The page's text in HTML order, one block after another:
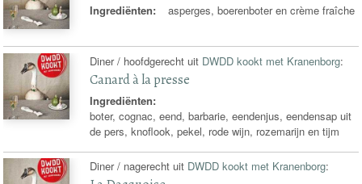
Ingrediënten: asperges, boerenboter en crème fraîche
Diner / hoofdgerecht uit DWDD kookt met Kranenborg:
Canard à la presse
Ingrediënten:
boter, cognac, eend, barbarie, eendenjus, eendensap uit
de pers, knoflook, pekel, rode wijn, rozemarijn en tijm
Diner / nagerecht uit DWDD kookt met Kranenborg: